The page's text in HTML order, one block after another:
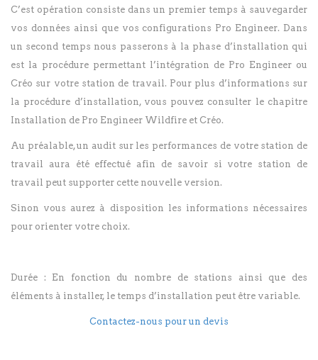
C’est opération consiste dans un premier temps à sauvegarder
vos données ainsi que vos configurations Pro Engineer. Dans
un second temps nous passerons à la phase d’installation qui
est la procédure permettant l’intégration de Pro Engineer ou
Créo sur votre station de travail. Pour plus d’informations sur
la procédure d’installation, vous pouvez consulter le chapitre
Installation de Pro Engineer Wildfire et Créo.
Au préalable, un audit sur les performances de votre station de
travail aura été effectué afin de savoir si votre station de
travail peut supporter cette nouvelle version.
Sinon vous aurez à disposition les informations nécessaires
pour orienter votre choix.
Durée : En fonction du nombre de stations ainsi que des
éléments à installer, le temps d’installation peut être variable.
Contactez-nous pour un devis